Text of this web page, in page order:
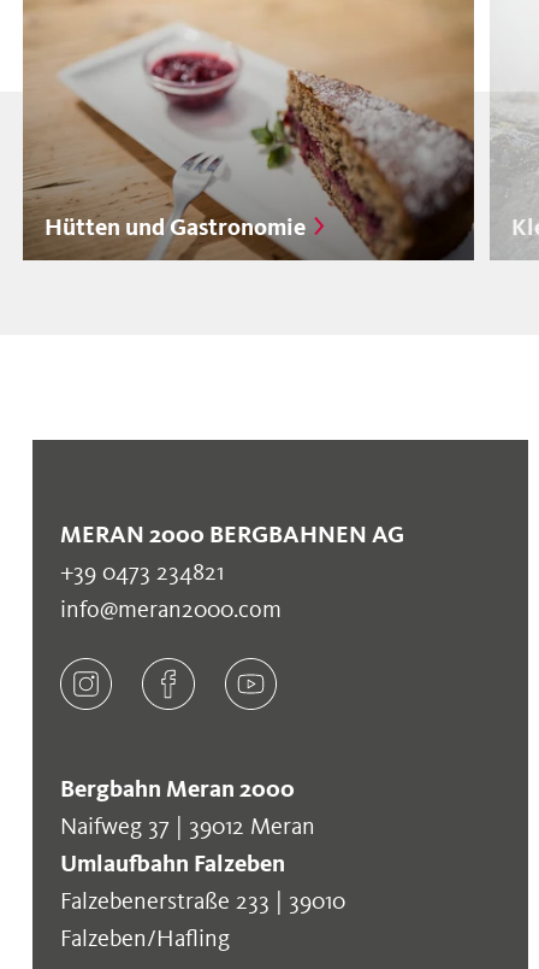
Hütten und Gastronomie
MERAN 2000 BERGBAHNEN AG
+39 0473 234821
info@meran2000.com
Bergbahn Meran 2000
Naifweg 37 | 39012 Meran
Umlaufbahn Falzeben
Falzebenerstraße 233 | 39010
Falzeben/Hafling